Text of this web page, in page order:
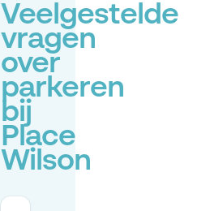
Veelgestelde
vragen
over
parkeren
bij
Place
Wilson